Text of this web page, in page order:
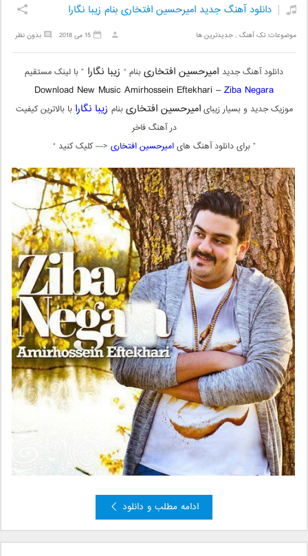
دانلود آهنگ جدید امیرحسین افتخاری بنام زیبا نگارا
موضوعات:تک آهنگ ,جدیدترین ها بدون نظر 15 می 2018
دانلود آهنگ جدید امیرحسین افتخاریبنام “ زیبا نگارا ” با لینک مستقیم
Download New Music Amirhossein Eftekhari –Ziba Negara
موزیک جدید و بسیار زیبایامیرحسین افتخاریبنام زیبا نگارا با بالاترین کیفیت
در آهنگ فاخر
” برای دانلود آهنگ هایامیرحسین افتخاری <— کلیک کنید “
ادامه مطلب و دانلود